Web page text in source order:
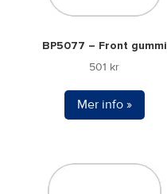
BP5077 – Front gummi
501 kr
Mer info »